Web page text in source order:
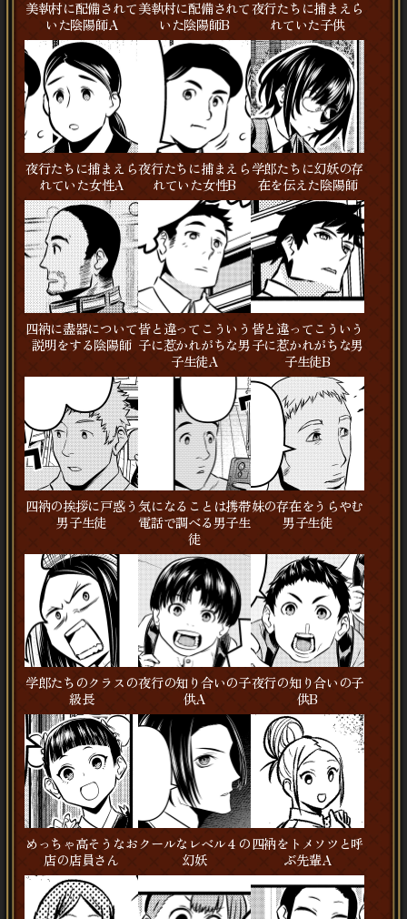
美執村に配備されて
いた陰陽師A
美執村に配備されて
いた陰陽師B
夜行たちに捕まえら
れていた子供
夜行たちに捕まえら
れていた女性A
夜行たちに捕まえら
れていた女性B
学郎たちに幻妖の存
在を伝えた陰陽師
四衲に盡器について
説明をする陰陽師
皆と違ってこういう
子に惹かれがちな男
子生徒A
皆と違ってこういう
子に惹かれがちな男
子生徒B
四衲の挨拶に戸惑う
男子生徒
気になることは携帯
電話で調べる男子生
徒
妹の存在をうらやむ
男子生徒
学郎たちのクラスの
級長
夜行の知り合いの子
供A
夜行の知り合いの子
供B
めっちゃ高そうなお
店の店員さん
クールなレベル４の
幻妖
四衲をトメソツと呼
ぶ先輩A